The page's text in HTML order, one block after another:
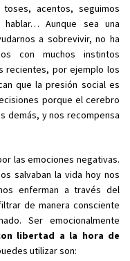
acentos, seguimos
Aunque sea una
a sobrevivir, no ha
con muchos instintos
recientes, por ejemplo los
que la presión social es
porque el cerebro
demás, y nos recompensa
las emociones negativas.
salvaban la vida hoy nos
enferman a través del
de manera consciente
Ser emocionalmente
libertad a la hora de
utilizar son: